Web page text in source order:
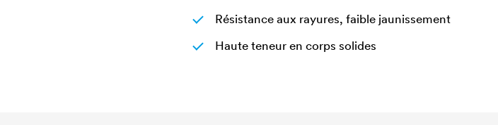
Résistance aux rayures, faible jaunissement
Haute teneur en corps solides